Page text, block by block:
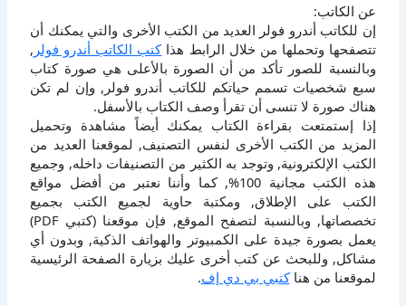
عن الكاتب:
إن للكاتب أندرو فولر العديد من الكتب الأخرى والتي يمكنك أن
تتصفحها وتحملها من خلال الرابط هذاكتب الكاتب أندرو فولر ,
وبالنسبة للصور تأكد من أن الصورة بالأعلى هي صورة كتاب
سبع شخصيات تسمم حياتكم للكاتب أندرو فولر, وإن لم تكن
هناك صورة لا تنسى أن تقرأ وصف الكتاب بالأسفل.
إذا إستمتعت بقراءة الكتاب يمكنك أيضاً مشاهدة وتحميل
المزيد من الكتب الأخرى لنفس التصنيف, لموقعنا العديد من
الكتب الإلكترونية, وتوجد به الكثير من التصنيفات داخله, وجميع
هذه الكتب مجانية 100%, كما وأننا نعتبر من أفضل مواقع
الكتب على الإطلاق, ومكتبة حاوية لجميع الكتب بجميع
تخصصاتها, وبالنسبة لتصفح الموقع, فإن موقعنا (كتبي PDF)
يعمل بصورة جيدة على الكمبيوتر والهواتف الذكية, وبدون أي
مشاكل, وللبحث عن كتب أخرى عليك بزيارة الصفحة الرئيسية
لموقعنا من هناكتبي بي دي إف.